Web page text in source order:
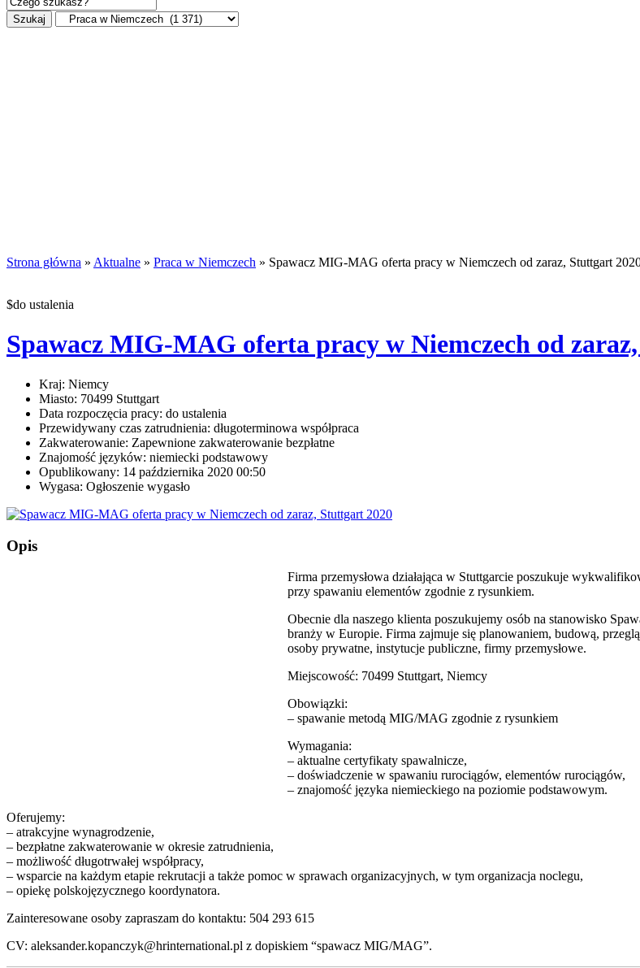
Szukaj
Strona główna » Aktualne » Praca w Niemczech » Spawacz MIG-MAG oferta pracy w Niemczech od zaraz, Stuttgart
$do ustalenia
Spawacz MIG-MAG oferta pracy w Niemczech od
Kraj: Niemcy
Miasto: 70499 Stuttgart
Data rozpoczęcia pracy: do ustalenia
Przewidywany czas zatrudnienia: długoterminowa współpraca
Zakwaterowanie: Zapewnione zakwaterowanie bezpłatne
Znajomość języków: niemiecki podstawowy
Opublikowany: 14 października 2020 00:50
Wygasa: Ogłoszenie wygasło
Opis
Firma przemysłowa działająca w Stuttgarcie poszukuje
przy spawaniu elementów zgodnie z rysunkiem.
Obecnie dla naszego klienta poszukujemy osób na stanowisko
branży w Europie. Firma zajmuje się planowaniem, budową,
osoby prywatne, instytucje publiczne, firmy przemysłowe.
Miejscowość: 70499 Stuttgart, Niemcy
Obowiązki:
– spawanie metodą MIG/MAG zgodnie z rysunkiem
Wymagania:
– aktualne certyfikaty spawalnicze,
– doświadczenie w spawaniu rurociągów, elementów rurociągów,
– znajomość języka niemieckiego na poziomie podstawowym.
Oferujemy:
– atrakcyjne wynagrodzenie,
– bezpłatne zakwaterowanie w okresie zatrudnienia,
– możliwość długotrwałej współpracy,
– wsparcie na każdym etapie rekrutacji a także pomoc w sprawach organizacyjnych, w tym organizacja noclegu,
– opiekę polskojęzycznego koordynatora.
Zainteresowane osoby zapraszam do kontaktu: 504 293 615
CV: aleksander.kopanczyk@hrinternational.pl z dopiskiem “spawacz MIG/MAG”.